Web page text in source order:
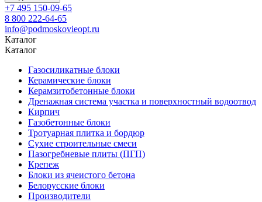
+7 495 150-09-65
8 800 222-64-65
info@podmoskovieopt.ru
Каталог
Каталог
Газосиликатные блоки
Керамические блоки
Керамзитобетонные блоки
Дренажная система участка и поверхностный водоотвод
Кирпич
Газобетонные блоки
Тротуарная плитка и бордюр
Сухие строительные смеси
Пазогребневые плиты (ПГП)
Крепеж
Блоки из ячеистого бетона
Белорусские блоки
Производители